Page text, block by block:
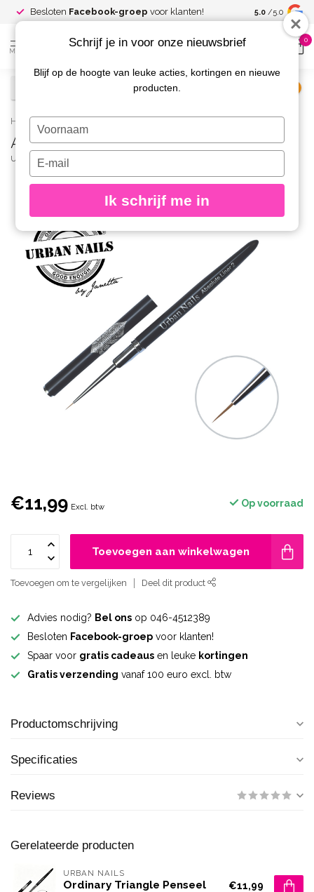
Besloten Facebook-groep voor klanten! Spaar voor
kortingen
5.0 /5.0
MENU
0
Home / Absolute Liner 2
Absolute Liner 2
URBAN NAILS
€11,99 Excl. btw Op voorraad
Toevoegen aan winkelwagen
Toevoegen om te vergelijken Deel dit product
Advies nodig? Bel ons op 046-4512389
Besloten Facebook-groep voor klanten!
Spaar voor gratis cadeaus en leuke kortingen
Gratis verzending vanaf 100 euro excl. btw
Productomschrijving
Specificaties
Reviews
Gerelateerde producten
URBAN NAILS
Ordinary Triangle Penseel €11,99
Schrijf je in voor onze nieuwsbrief
Blijf op de hoogte van leuke acties, kortingen en nieuwe
producten.
Typ
je
naam
Typ
je
e-
in
Ik schrijf me in